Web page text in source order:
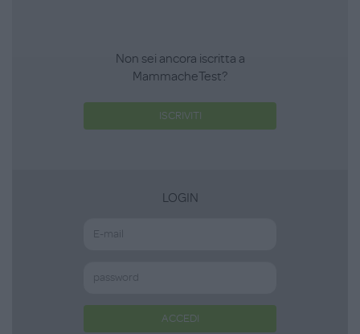
Non sei ancora iscritta a
MammacheTest?
ISCRIVITI
LOGIN
ACCEDI